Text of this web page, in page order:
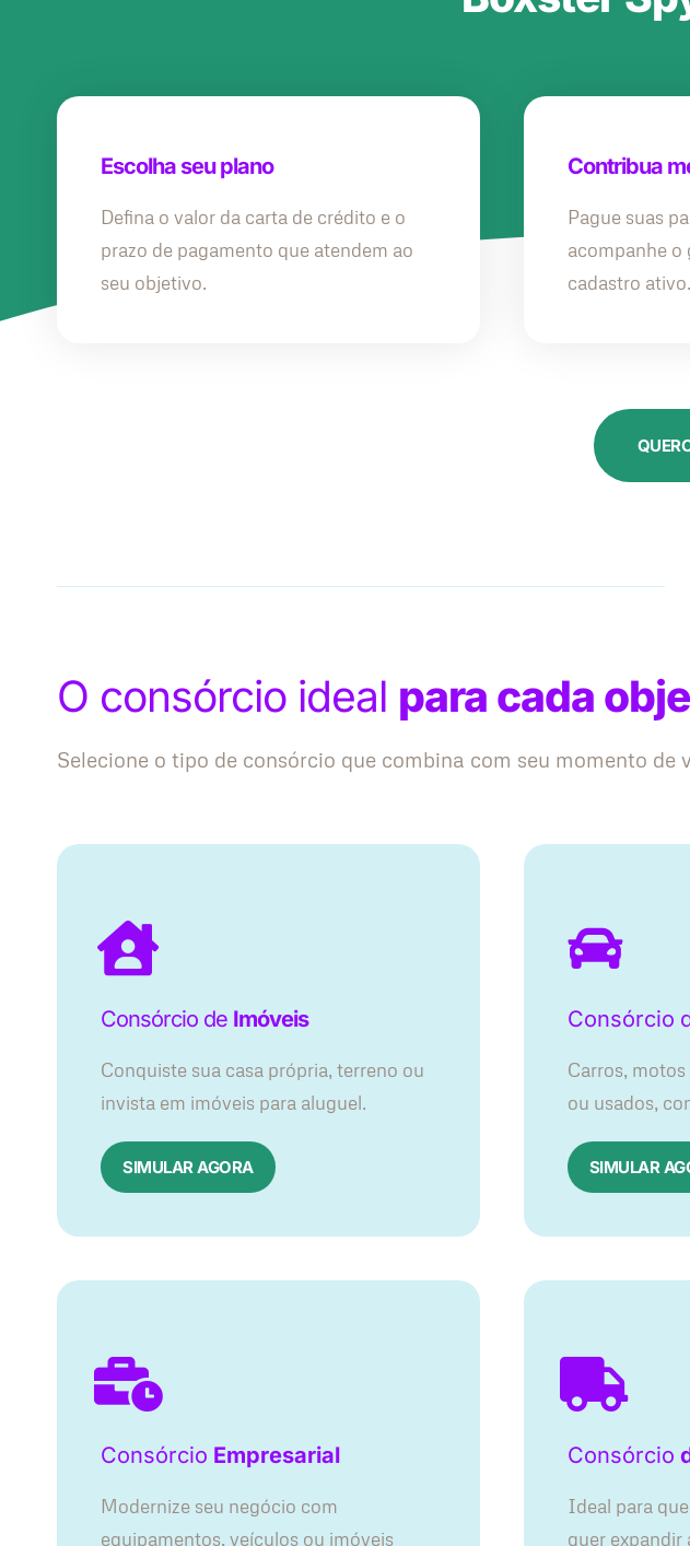
Escolha seu plano
Defina o valor da carta de crédito e o
prazo de pagamento que atendem ao
seu objetivo.
Contribua
Pague suas
acompanhe o
cadastro ativo.
O consórcio ideal para cada
Selecione o tipo de consórcio que combina com seu momento de
Consórcio de Imóveis
Conquiste sua casa própria, terreno ou
invista em imóveis para aluguel.
SIMULAR AGORA​
Consórcio
Carros,
ou usados,
SIMULAR
Consórcio Empresarial
Modernize seu negócio com
equipamentos, veículos ou imóveis
Consórcio
Ideal para
quer expandir